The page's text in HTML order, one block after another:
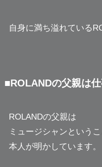
自身に満ち溢れている
■ROLANDの父親は
ROLANDの父親は
ミュージシャンという
本人が明かしています。